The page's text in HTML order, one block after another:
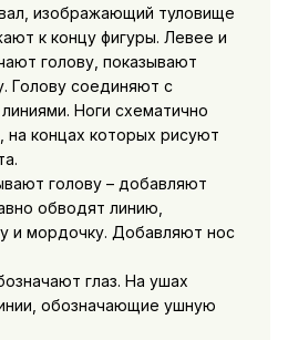
изображающий туловище
к концу фигуры. Левее и
голову, показывают
Голову соединяют с
Ноги схематично
на концах которых рисуют
голову – добавляют
обводят линию,
и мордочку. Добавляют нос
глаз. На ушах
обозначающие ушную